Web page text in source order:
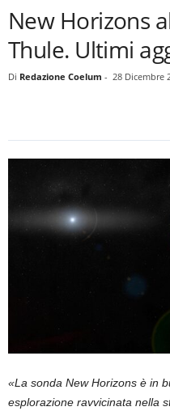
New Horizons
Thule. Ultimi
Di Redazione Coelum - 28 Dicembre
«La sonda New Horizons è in
esplorazione ravvicinata nella